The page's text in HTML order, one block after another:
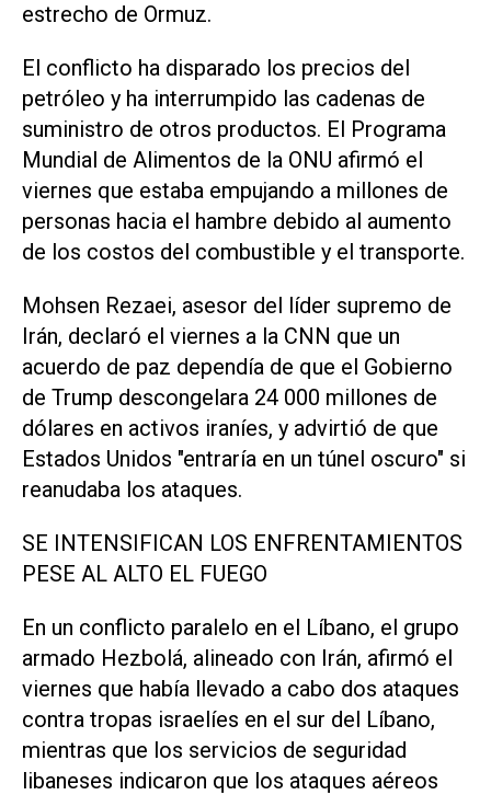
estrecho de Ormuz.
El conflicto ha disparado los precios del
petróleo y ha interrumpido las cadenas de
suministro de otros productos. El Programa
Mundial de ‌Alimentos de la ONU afirmó el
viernes que estaba empujando a millones de
personas hacia el hambre debido al aumento
de los costos del combustible y el transporte.
Mohsen Rezaei, asesor del líder supremo de
Irán, declaró el viernes a la CNN que un
acuerdo de paz dependía de que el Gobierno
de Trump descongelara 24 000 millones de
dólares en activos iraníes, y advirtió de que
Estados Unidos "entraría en un túnel oscuro" si
reanudaba los ataques.
SE INTENSIFICAN LOS ENFRENTAMIENTOS
PESE AL ALTO EL FUEGO
En un conflicto paralelo en el Líbano, el grupo
armado Hezbolá, alineado con Irán, afirmó el
viernes que ‌había llevado a cabo dos ataques
contra tropas israelíes en el sur del Líbano,
mientras que los servicios de seguridad
libaneses indicaron que los ataques aéreos